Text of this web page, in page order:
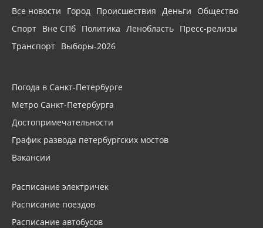
Все новости Город Происшествия Деньги
Общество
Спорт Вне СПб Политика Ленобласть Пресс-релизы
Транспорт Выборы-2026
Погода в Санкт-Петербурге
Метро Санкт-Петербурга
Достопримечательности
График развода петербургских мостов
Вакансии
Расписание электричек
Расписание поездов
Расписание автобусов